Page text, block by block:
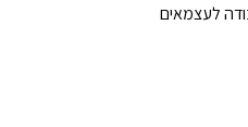
לעצמאים